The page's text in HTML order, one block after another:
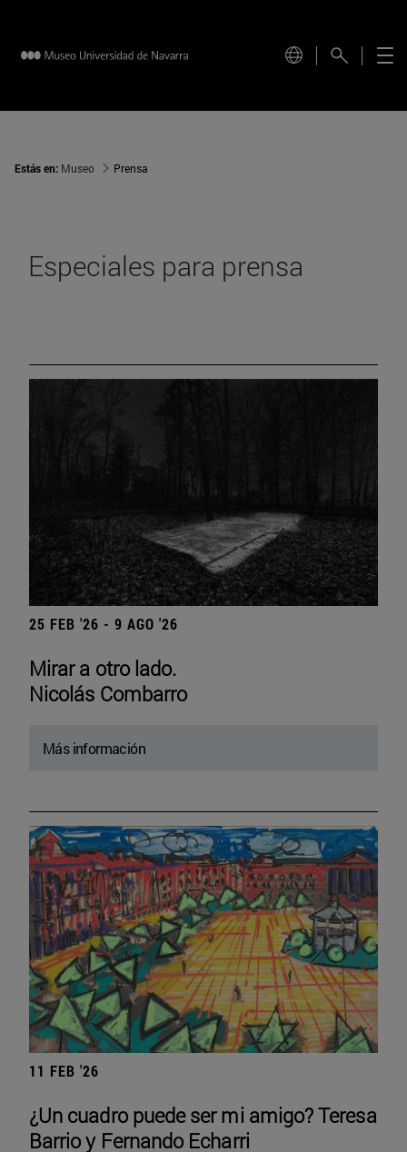
Estás en: Museo Prensa
Especiales para prensa
25 FEB '26 - 9 AGO '26
Mirar a otro lado.
Nicolás Combarro
Más información
11 FEB '26
¿Un cuadro puede ser mi amigo? Teresa
Barrio y Fernando Echarri